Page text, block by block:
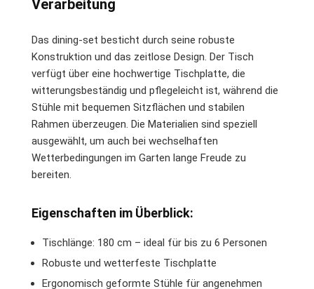
Verarbeitung
Das dining-set besticht durch seine robuste
Konstruktion und das zeitlose Design. Der Tisch
verfügt über eine hochwertige Tischplatte, die
witterungsbeständig und pflegeleicht ist, während die
Stühle mit bequemen Sitzflächen und stabilen
Rahmen überzeugen. Die Materialien sind speziell
ausgewählt, um auch bei wechselhaften
Wetterbedingungen im Garten lange Freude zu
bereiten.
Eigenschaften im Überblick:
Tischlänge: 180 cm – ideal für bis zu 6 Personen
Robuste und wetterfeste Tischplatte
Ergonomisch geformte Stühle für angenehmen